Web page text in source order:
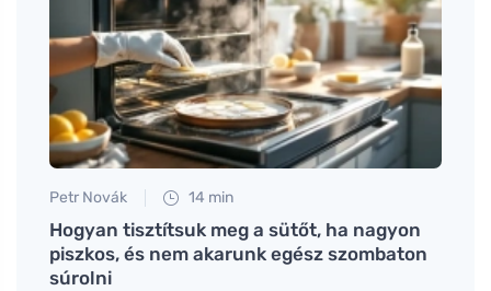
Petr Novák 14 min
Hogyan tisztítsuk meg a sütőt, ha nagyon
piszkos, és nem akarunk egész szombaton
súrolni